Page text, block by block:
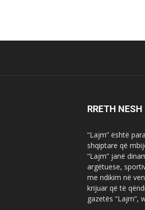
RRETH NESH
“Lajm” është
shqiptare që
“Lajm” janë
argëtuese,
me ndikim në
krijuar që të
gazetës “Lajm”,